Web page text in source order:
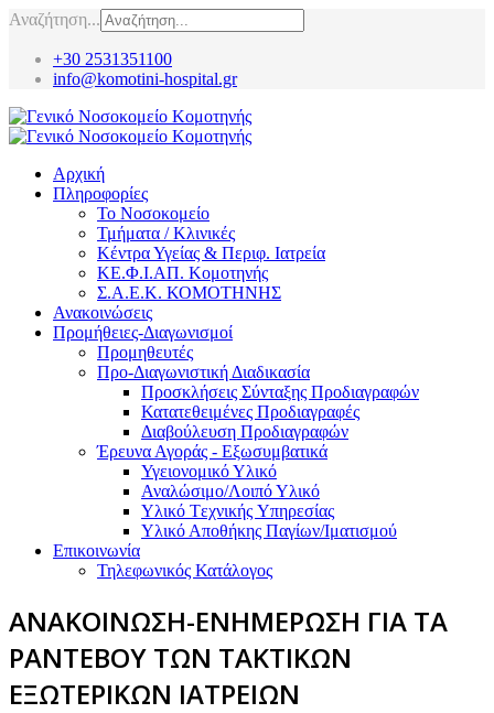
Αναζήτηση...
+30 2531351100
info@komotini-hospital.gr
Αρχική
Πληροφορίες
Το Νοσοκομείο
Τμήματα / Κλινικές
Κέντρα Υγείας & Περιφ. Ιατρεία
ΚΕ.Φ.Ι.ΑΠ. Κομοτηνής
Σ.Α.Ε.Κ. ΚΟΜΟΤΗΝΗΣ
Ανακοινώσεις
Προμήθειες-Διαγωνισμοί
Προμηθευτές
Προ-Διαγωνιστική Διαδικασία
Προσκλήσεις Σύνταξης Προδιαγραφών
Κατατεθειμένες Προδιαγραφές
Διαβούλευση Προδιαγραφών
Έρευνα Αγοράς - Εξωσυμβατικά
Υγειονομικό Υλικό
Αναλώσιμο/Λοιπό Υλικό
Υλικό Tεχνικής Yπηρεσίας
Υλικό Αποθήκης Παγίων/Ιματισμού
Επικοινωνία
Τηλεφωνικός Κατάλογος
ΑΝΑΚΟΙΝΩΣΗ-ΕΝΗΜΕΡΩΣΗ ΓΙΑ ΤΑ
ΡΑΝΤΕΒΟΥ ΤΩΝ ΤΑΚΤΙΚΩΝ
ΕΞΩΤΕΡΙΚΩΝ ΙΑΤΡΕΙΩΝ